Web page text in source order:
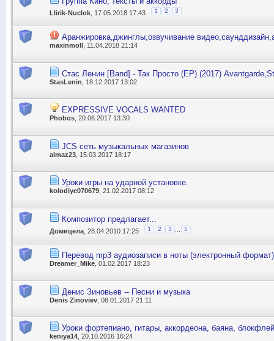
Llirik-Nuclok , 17.05.2018 17:43 1 2 3
Аранжировка,джинглы,озвучивание
maxinmoll , 11.04.2018 21:14
Стас Ленин [Band] - Так Просто (EP) (2017)
StasLenin , 18.12.2017 13:02
EXPRESSIVE VOCALS WANTED
Phobos, 20.06.2017 13:30
JCS сеть музыкальных магазинов
almaz23 , 15.03.2017 18:17
Уроки игры на ударной установке.
kolodiye070679 , 21.02.2017 08:12
Композитор предлагает...
Домицела , 28.04.2010 17:25 1 2 3 5
Перевод mp3 аудиозаписи в ноты (электронный
Dreamer_Mike , 01.02.2017 18:23
Денис Зиновьев -- Песни и музыка
Denis Zinoviev , 08.01.2017 21:11
Уроки фортепиано, гитары, аккордеона, баяна,
keniya14 , 20.10.2016 16:24